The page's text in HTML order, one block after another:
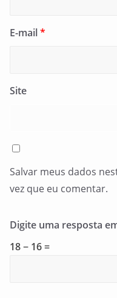
E-mail*
Site
Salvar meus dados
vez que eu comentar.
Digite uma resposta
18 − 16 =